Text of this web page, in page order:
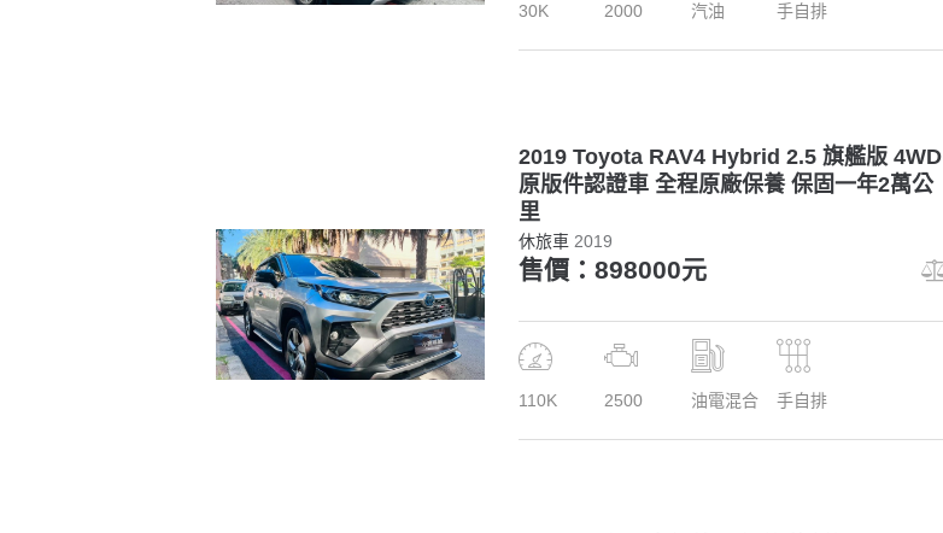
30K 2000 汽油 手自排
2019 Toyota RAV4 Hybrid 2.5 旗艦版 4WD
原版件認證車 全程原廠保養 保固一年2萬公
里
休旅車 2019
售價：898000元
110K 2500 油電混合 手自排